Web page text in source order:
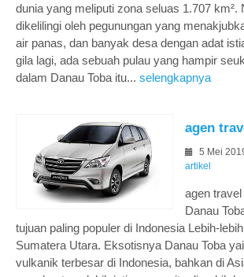
dunia yang meliputi zona seluas 1.707 km².
dikelilingi oleh pegunungan yang
air panas, dan banyak desa dengan adat
gila lagi, ada sebuah pulau yang hampir
dalam Danau Toba itu... selengkapnya
agen
5 Mei
artikel
agen
Danau
tujuan paling populer di Indonesia Lebih-
Sumatera Utara. Eksotisnya Danau Toba
vulkanik terbesar di Indonesia, bahkan di